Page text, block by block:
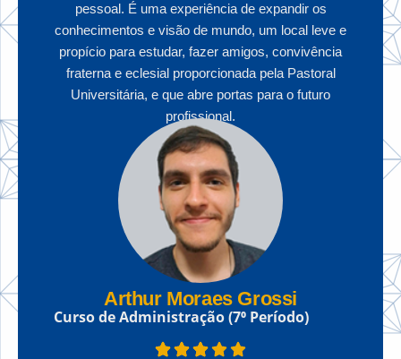
pessoal. É uma experiência de expandir os
conhecimentos e visão de mundo, um local leve e
propício para estudar, fazer amigos, convivência
fraterna e eclesial proporcionada pela Pastoral
Universitária, e que abre portas para o futuro
profissional.
Arthur Moraes Grossi
Curso de Administração (7⁰ Período)